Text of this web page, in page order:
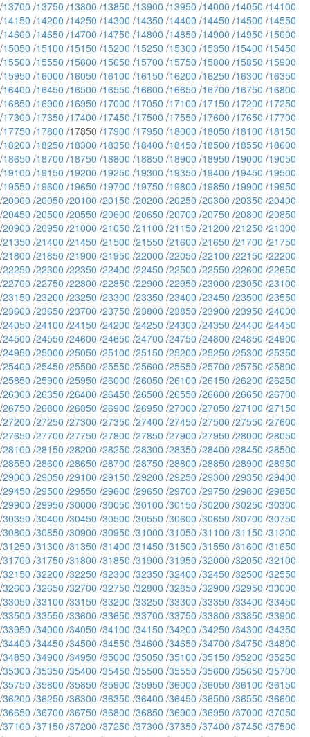
/13700 /13750 /13800 /13850 /13900 /13950 /14000 /14050 /14100
/14150 /14200 /14250 /14300 /14350 /14400 /14450 /14500 /14550
/14600 /14650 /14700 /14750 /14800 /14850 /14900 /14950 /15000
/15050 /15100 /15150 /15200 /15250 /15300 /15350 /15400 /15450
/15500 /15550 /15600 /15650 /15700 /15750 /15800 /15850 /15900
/15950 /16000 /16050 /16100 /16150 /16200 /16250 /16300 /16350
/16400 /16450 /16500 /16550 /16600 /16650 /16700 /16750 /16800
/16850 /16900 /16950 /17000 /17050 /17100 /17150 /17200 /17250
/17300 /17350 /17400 /17450 /17500 /17550 /17600 /17650 /17700
/17750 /17800 /17850 /17900 /17950 /18000 /18050 /18100 /18150
/18200 /18250 /18300 /18350 /18400 /18450 /18500 /18550 /18600
/18650 /18700 /18750 /18800 /18850 /18900 /18950 /19000 /19050
/19100 /19150 /19200 /19250 /19300 /19350 /19400 /19450 /19500
/19550 /19600 /19650 /19700 /19750 /19800 /19850 /19900 /19950
/20000 /20050 /20100 /20150 /20200 /20250 /20300 /20350 /20400
/20450 /20500 /20550 /20600 /20650 /20700 /20750 /20800 /20850
/20900 /20950 /21000 /21050 /21100 /21150 /21200 /21250 /21300
/21350 /21400 /21450 /21500 /21550 /21600 /21650 /21700 /21750
/21800 /21850 /21900 /21950 /22000 /22050 /22100 /22150 /22200
/22250 /22300 /22350 /22400 /22450 /22500 /22550 /22600 /22650
/22700 /22750 /22800 /22850 /22900 /22950 /23000 /23050 /23100
/23150 /23200 /23250 /23300 /23350 /23400 /23450 /23500 /23550
/23600 /23650 /23700 /23750 /23800 /23850 /23900 /23950 /24000
/24050 /24100 /24150 /24200 /24250 /24300 /24350 /24400 /24450
/24500 /24550 /24600 /24650 /24700 /24750 /24800 /24850 /24900
/24950 /25000 /25050 /25100 /25150 /25200 /25250 /25300 /25350
/25400 /25450 /25500 /25550 /25600 /25650 /25700 /25750 /25800
/25850 /25900 /25950 /26000 /26050 /26100 /26150 /26200 /26250
/26300 /26350 /26400 /26450 /26500 /26550 /26600 /26650 /26700
/26750 /26800 /26850 /26900 /26950 /27000 /27050 /27100 /27150
/27200 /27250 /27300 /27350 /27400 /27450 /27500 /27550 /27600
/27650 /27700 /27750 /27800 /27850 /27900 /27950 /28000 /28050
/28100 /28150 /28200 /28250 /28300 /28350 /28400 /28450 /28500
/28550 /28600 /28650 /28700 /28750 /28800 /28850 /28900 /28950
/29000 /29050 /29100 /29150 /29200 /29250 /29300 /29350 /29400
/29450 /29500 /29550 /29600 /29650 /29700 /29750 /29800 /29850
/29900 /29950 /30000 /30050 /30100 /30150 /30200 /30250 /30300
/30350 /30400 /30450 /30500 /30550 /30600 /30650 /30700 /30750
/30800 /30850 /30900 /30950 /31000 /31050 /31100 /31150 /31200
/31250 /31300 /31350 /31400 /31450 /31500 /31550 /31600 /31650
/31700 /31750 /31800 /31850 /31900 /31950 /32000 /32050 /32100
/32150 /32200 /32250 /32300 /32350 /32400 /32450 /32500 /32550
/32600 /32650 /32700 /32750 /32800 /32850 /32900 /32950 /33000
/33050 /33100 /33150 /33200 /33250 /33300 /33350 /33400 /33450
/33500 /33550 /33600 /33650 /33700 /33750 /33800 /33850 /33900
/33950 /34000 /34050 /34100 /34150 /34200 /34250 /34300 /34350
/34400 /34450 /34500 /34550 /34600 /34650 /34700 /34750 /34800
/34850 /34900 /34950 /35000 /35050 /35100 /35150 /35200 /35250
/35300 /35350 /35400 /35450 /35500 /35550 /35600 /35650 /35700
/35750 /35800 /35850 /35900 /35950 /36000 /36050 /36100 /36150
/36200 /36250 /36300 /36350 /36400 /36450 /36500 /36550 /36600
/36650 /36700 /36750 /36800 /36850 /36900 /36950 /37000 /37050
/37100 /37150 /37200 /37250 /37300 /37350 /37400 /37450 /37500